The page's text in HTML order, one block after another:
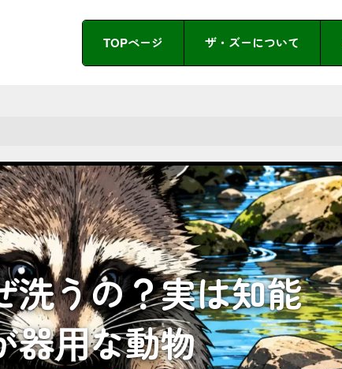
TOPページ ザ・ズーについて
洗うの？実は知能
器用な動物